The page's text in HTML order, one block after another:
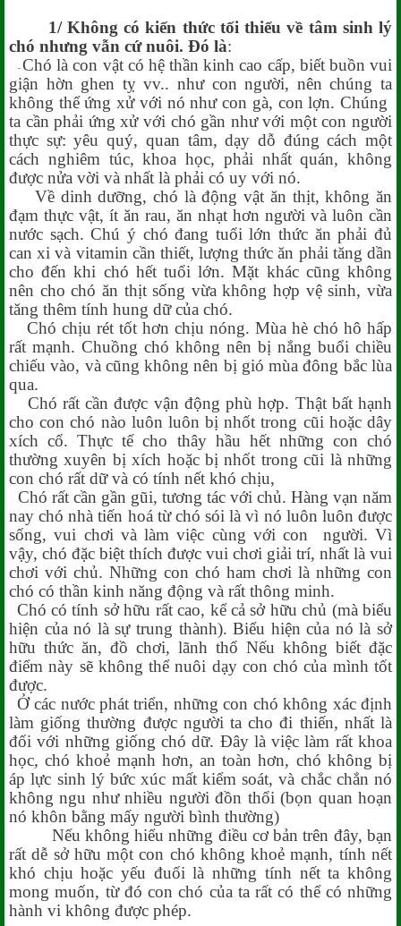
1/ Không có kiến thức tối thiểu về tâm sinh lý
chó nhưng vẫn cứ nuôi. Đó là:
Chó là con vật có hệ thần kinh cao cấp, biết buồn vui
giận hờn ghen tỵ vv.. như con người, nên chúng ta
không thể ứng xử với nó như con gà, con lợn. Chúng
ta cần phải ứng xử với chó gần như với một con người
thực sự: yêu quý, quan tâm, dạy dỗ đúng cách một
cách nghiêm túc, khoa học, phải nhất quán, không
được nửa vời và nhất là phải có uy với nó.
Về dinh dưỡng, chó là động vật ăn thịt, không ăn
đạm thực vật, ít ăn rau, ăn nhạt hơn người và luôn cần
nước sạch. Chú ý chó đang tuổi lớn thức ăn phải đủ
can xi và vitamin cần thiết, lượng thức ăn phải tăng dần
cho đến khi chó hết tuổi lớn. Mặt khác cũng không
nên cho chó ăn thịt sống vừa không hợp vệ sinh, vừa
tăng thêm tính hung dữ của chó.
Chó chịu rét tốt hơn chịu nóng. Mùa hè chó hô hấp
rất mạnh. Chuồng chó không nên bị nắng buổi chiều
chiếu vào, và cũng không nên bị gió mùa đông bắc lùa
qua.
Chó rất cần được vận động phù hợp. Thật bất hạnh
cho con chó nào luôn luôn bị nhốt trong cũi hoặc dây
xích cổ. Thực tế cho thây hầu hết những con chó
thường xuyên bị xích hoặc bị nhốt trong cũi là những
con chó rất dữ và có tính nết khó chịu,
Chó rất cần gần gũi, tương tác với chủ. Hàng vạn năm
nay chó nhà tiến hoá từ chó sói là vì nó luôn luôn được
sống, vui chơi và làm việc cùng với con người. Vì
vậy, chó đặc biệt thích được vui chơi giải trí, nhất là vui
chơi với chủ. Những con chó ham chơi là những con
chó có thần kinh năng động và rất thông minh.
Chó có tính sở hữu rất cao, kể cả sở hữu chủ (mà biểu
hiện của nó là sự trung thành). Biểu hiện của nó là sở
hữu thức ăn, đồ chơi, lãnh thổ Nếu không biết đặc
điểm này sẽ không thể nuôi dạy con chó của mình tốt
được.
Ở các nước phát triển, những con chó không xác định
làm giống thường được người ta cho đi thiến, nhất là
đối với những giống chó dữ. Đây là việc làm rất khoa
học, chó khoẻ mạnh hơn, an toàn hơn, chó không bị
áp lực sinh lý bức xúc mất kiểm soát, và chắc chắn nó
không ngu như nhiều người đồn thổi (bọn quan hoạn
nó khôn bằng mấy người bình thường)
Nếu không hiểu những điều cơ bản trên đây, bạn
rất dễ sở hữu một con chó không khoẻ mạnh, tính nết
khó chịu hoặc yếu đuối là những tính nết ta không
mong muốn, từ đó con chó của ta rất có thể có những
hành vi không được phép.